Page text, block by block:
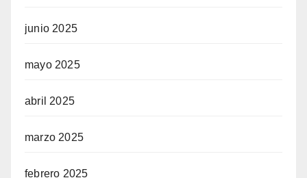
junio 2025
mayo 2025
abril 2025
marzo 2025
febrero 2025